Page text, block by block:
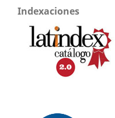
Indexaciones